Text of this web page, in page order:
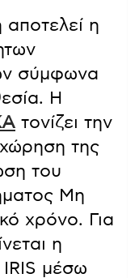
η
σύμφωνα
Η
τονίζει την
της
του
Μη
χρόνο. Για
η
μέσω